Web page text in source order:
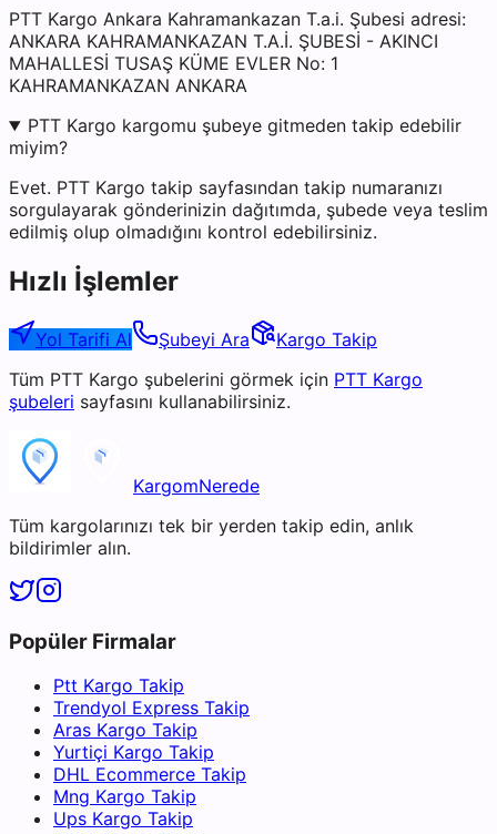
PTT Kargo Ankara Kahramankazan T.a.i. Şubesi adresi:
ANKARA KAHRAMANKAZAN T.A.İ. ŞUBESİ - AKINCI
MAHALLESİ TUSAŞ KÜME EVLER No: 1
KAHRAMANKAZAN ANKARA
PTT Kargo kargomu şubeye gitmeden takip edebilir
miyim?
Evet. PTT Kargo takip sayfasından takip numaranızı
sorgulayarak gönderinizin dağıtımda, şubede veya teslim
edilmiş olup olmadığını kontrol edebilirsiniz.
Hızlı İşlemler
Yol Tarifi Al Şubeyi Ara
Kargo Takip
Tüm PTT Kargo şubelerini görmek için PTT Kargo
şubeleri sayfasını kullanabilirsiniz.
KargomNerede
Tüm kargolarınızı tek bir yerden takip edin, anlık
bildirimler alın.
Popüler Firmalar
Ptt Kargo Takip
Trendyol Express Takip
Aras Kargo Takip
Yurtiçi Kargo Takip
DHL Ecommerce Takip
Mng Kargo Takip
Ups Kargo Takip